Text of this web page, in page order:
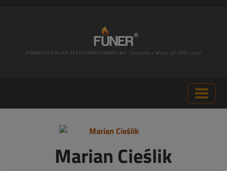
Marian Cieślik